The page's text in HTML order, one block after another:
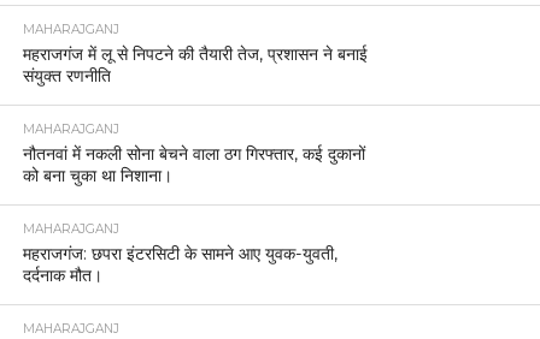
MAHARAJGANJ
महराजगंज में लू से निपटने की तैयारी तेज, प्रशासन ने बनाई
संयुक्त रणनीति
MAHARAJGANJ
नौतनवां में नकली सोना बेचने वाला ठग गिरफ्तार, कई दुकानों
को बना चुका था निशाना।
MAHARAJGANJ
महराजगंज: छपरा इंटरसिटी के सामने आए युवक-युवती,
दर्दनाक मौत।
MAHARAJGANJ